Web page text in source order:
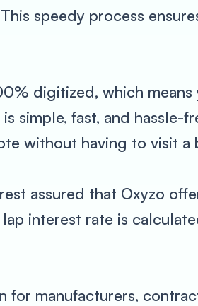
speedy process
digitized, which
simple, fast, and hassle-
without having to visit a
assured that Oxyzo
interest rate is
for manufacturers,